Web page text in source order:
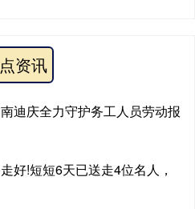
资讯
迪庆全力守护务工人员劳动报
好!短短6天已送走4位名人，